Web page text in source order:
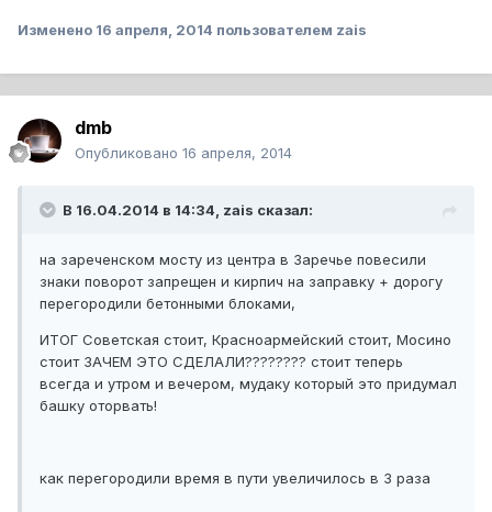
Изменено 16 апреля, 2014 пользователем zais
dmb
Опубликовано 16 апреля, 2014
В 16.04.2014 в 14:34, zais сказал:
на зареченском мосту из центра в Заречье повесили
знаки поворот запрещен и кирпич на заправку + дорогу
перегородили бетонными блоками,
ИТОГ Советская стоит, Красноармейский стоит, Мосино
стоит ЗАЧЕМ ЭТО СДЕЛАЛИ???????? стоит теперь
всегда и утром и вечером, мудаку который это придумал
башку оторвать!
как перегородили время в пути увеличилось в 3 раза